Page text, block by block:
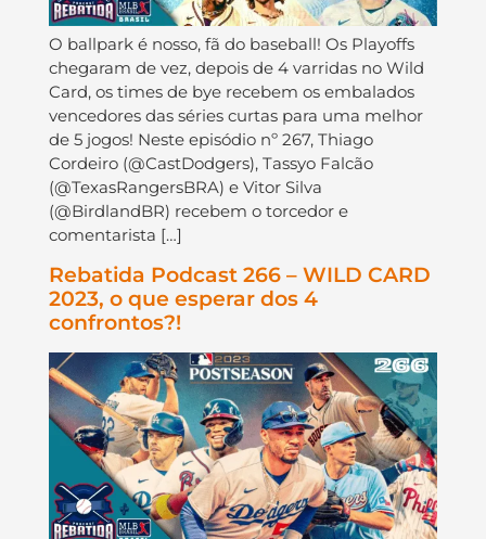
O ballpark é nosso, fã do baseball! Os Playoffs
chegaram de vez, depois de 4 varridas no Wild
Card, os times de bye recebem os embalados
vencedores das séries curtas para uma melhor
de 5 jogos! Neste episódio nº 267, Thiago
Cordeiro (@CastDodgers), Tassyo Falcão
(@TexasRangersBRA) e Vitor Silva
(@BirdlandBR) recebem o torcedor e
comentarista […]
Rebatida Podcast 266 – WILD CARD
2023, o que esperar dos 4
confrontos?!